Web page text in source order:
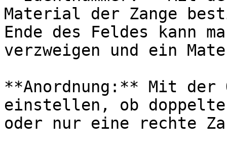
Material der Zange
Ende des Feldes kann
verzweigen und ein
**Anordnung:** Mit der
einstellen, ob
oder nur eine rechte